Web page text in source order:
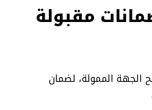
مقبولة
الجهة الممولة، لضمان